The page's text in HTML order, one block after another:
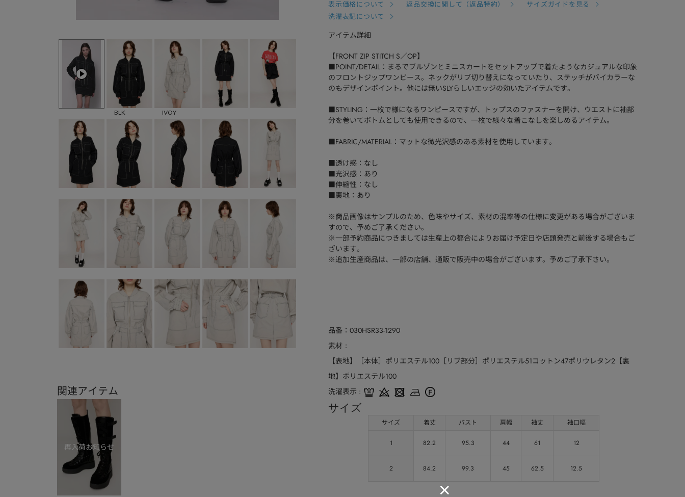
BLK IVOY
関連アイテム
表示価格について 返品交換に関して（返品特約）
サイズガイドを見る
洗濯表記について
アイテム詳細
【FRONT ZIP STITCH S／OP】
■POINT/DETAIL：まるでブルゾンとミニスカートをセットアップで着たようなカジュアルな印象
のフロントジップワンピース。ネックがリブ切り替えになっていたり、ステッチがバイカラーな
のもデザインポイント。他には無いSLYらしいエッジの効いたアイテムです。
■STYLING：一枚で様になるワンピースですが、トップスのファスナーを開け、ウエストに袖部
分を巻いてボトムとしても使用できるので、一枚で様々な着こなしを楽しめるアイテム。
■FABRIC/MATERIAL：マットな微光沢感のある素材を使用しています。
■透け感：なし
■光沢感：あり
■伸縮性：なし
■裏地：あり
※商品画像はサンプルのため、色味やサイズ、素材の混率等の仕様に変更がある場合がございま
すので、予めご了承ください。
※一部予約商品につきましては生産上の都合によりお届け予定日や店頭発売と前後する場合もご
ざいます。
※追加生産商品は、一部の店舗、通販で販売中の場合がございます。予めご了承下さい。
品番 030HSR33-1290
素材
【表地】［本体］ポリエステル100［リブ部分］ポリエステル51コットン47ポリウレタン2【裏
地】ポリエステル100
洗濯表示
サイズ
サイズ 着丈 バスト 肩幅 袖丈 袖口幅
1 82.2 95.3 44 61 12
2 84.2 99.3 45 62.5 12.5